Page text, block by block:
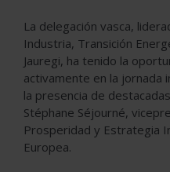
La delegación vasca,
Industria, Transición
Jauregi, ha tenido la
activamente en la jornada
la presencia de
Stéphane Séjourné,
Prosperidad y Estrategia
Europea.